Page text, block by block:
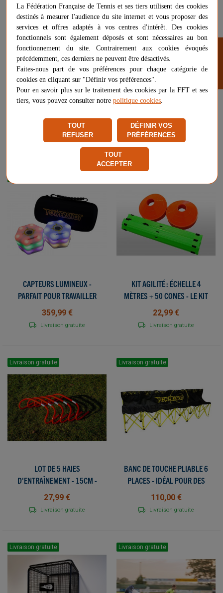
STS OPTIMA STRAP TRAINING /
HOME FITNESS !
42,99 €
Livraison gratuite
MINI CÔNES DE DÉLIMIATION
- HAUTEUR 3.5CM
18,99 €
Livraison gratuite
CAPTEURS LUMINEUX -
PARFAIT POUR TRAVAILLER
VOTRE RÉACTIVITÉ ET VOTRE
VITESSE DE DÉPLACEMENT !
359,99 €
Livraison gratuite
KIT AGILITÉ : ÉCHELLE 4
MÈTRES + 50 CONES - LE KIT
PARFAIT POUR
L'ÉCHAUFFEMENT !
22,99 €
Livraison gratuite
Livraison gratuite
LOT DE 5 HAIES
D'ENTRAÎNEMENT - 15CM -
POWERSHOT - EXERCICES ET
ÉCHAUFFEMENTS
27,99 €
Livraison gratuite
Livraison gratuite
BANC DE TOUCHE PLIABLE 6
PLACES - IDÉAL POUR DES
TOURNOIS OU ÉVÈNEMENTS
TEMPORAIRES
110,00 €
Livraison gratuite
Livraison gratuite Livraison gratuite
La Fédération Française de Tennis et ses tiers utilisent des cookies
destinés à mesurer l'audience du site internet et vous proposer des
services et offres adaptés à vos centres d'intérêt. Des cookies
fonctionnels sont également déposés et sont nécessaires au bon
fonctionnement du site. Contrairement aux cookies évoqués
précédemment, ces derniers ne peuvent être désactivés.
Faites-nous part de vos préférences pour chaque catégorie de
cookies en cliquant sur "Définir vos préférences".
Pour en savoir plus sur le traitement des cookies par la FFT et ses
tiers, vous pouvez consulter notre politique cookies.
TOUT
REFUSER
DÉFINIR VOS
PRÉFÉRENCES
TOUT
ACCEPTER